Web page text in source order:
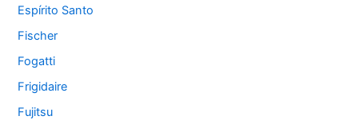
Espírito Santo
Fischer
Fogatti
Frigidaire
Fujitsu